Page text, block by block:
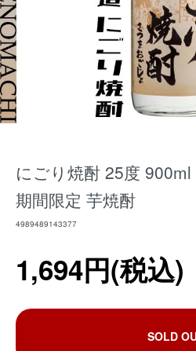
にごり焼酎 25度
期間限定 芋焼酎
4989489143377
1,694円(税込)
SOLD